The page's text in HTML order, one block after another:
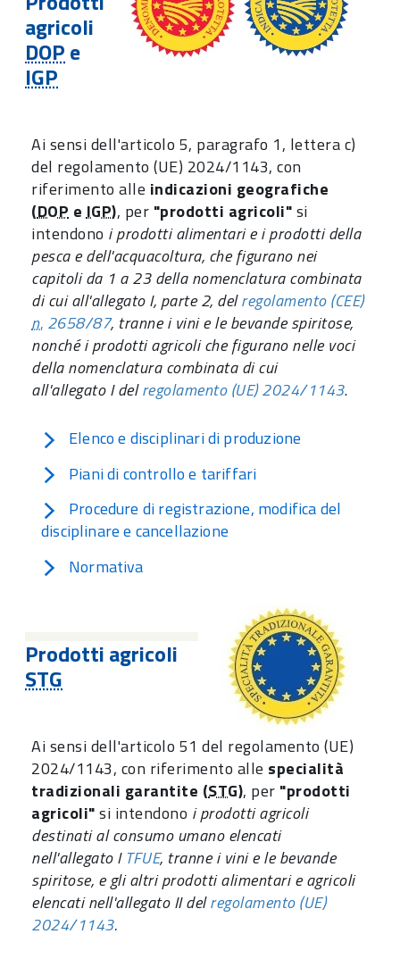
agricoli
DOPe
IGP
Ai sensi dell'articolo 5, paragrafo 1, lettera c)
del regolamento (UE) 2024/1143, con
riferimento alle indicazioni geografiche
(DOP eIGP), per "prodotti agricoli"si
intendono i prodotti alimentari e i prodotti della
pesca e dell'acquacoltura, che figurano nei
capitoli da 1 a 23 della nomenclatura combinata
di cui all'allegato I, parte 2, delregolamento (CEE)
n. 2658/87, tranne i vini e le bevande spiritose,
nonché i prodotti agricoli che figurano nelle voci
della nomenclatura combinata di cui
all'allegato I delregolamento (UE) 2024/1143.
Elenco e disciplinari di produzione
Piani di controllo e tariffari
Procedure di registrazione, modifica del
disciplinare e cancellazione
Normativa
Prodotti agricoli
STG
Ai sensi dell'articolo 51 del regolamento (UE)
2024/1143, con riferimento alle specialità
tradizionali garantite (STG), per "prodotti
agricoli"si intendono i prodotti agricoli
destinati al consumo umano elencati
nell'allegato I TFUE, tranne i vini e le bevande
spiritose, e gli altri prodotti alimentari e agricoli
elencati nell'allegato II delregolamento (UE)
2024/1143.